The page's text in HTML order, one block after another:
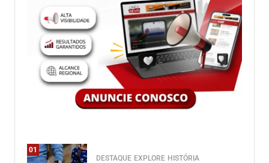
01
DESTAQUE EXPLORE HISTÓRIA